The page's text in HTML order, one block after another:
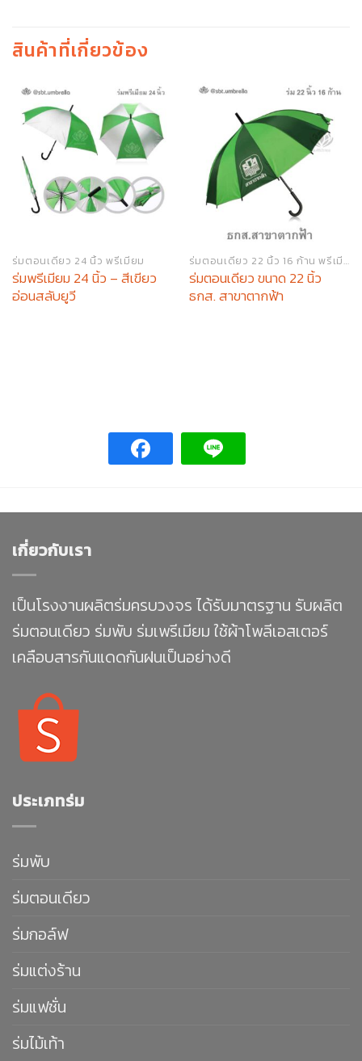
สินค้าที่เกี่ยวข้อง
ร่มตอนเดียว 24 นิ้ว พรีเมียม
ร่มพรีเมียม 24 นิ้ว – สีเขียว
อ่อนสลับยูวี
ร่มตอนเดียว 22 นิ้ว 16 ก้าน พรีเมียม
ร่มตอนเดียว ขนาด 22 นิ้ว
ธกส. สาขาตากฟ้า
เกี่ยวกับเรา
เป็นโรงงานผลิตร่มครบวงจร ได้รับมาตรฐาน รับผลิต
ร่มตอนเดียว ร่มพับ ร่มเพรีเมียม ใช้ผ้าโพลีเอสเตอร์
เคลือบสารกันแดดกันฝนเป็นอย่างดี
ประเภทร่ม
ร่มพับ
ร่มตอนเดียว
ร่มกอล์ฟ
ร่มแต่งร้าน
ร่มแฟชั่น
ร่มไม้เท้า